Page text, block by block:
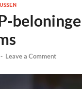
- Leave a Comment